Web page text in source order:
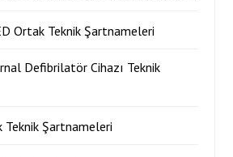
Ortak Teknik Şartnameleri
Defibrilatör Cihazı Teknik
Teknik Şartnameleri